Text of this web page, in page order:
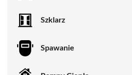
Szklarz
Spawanie